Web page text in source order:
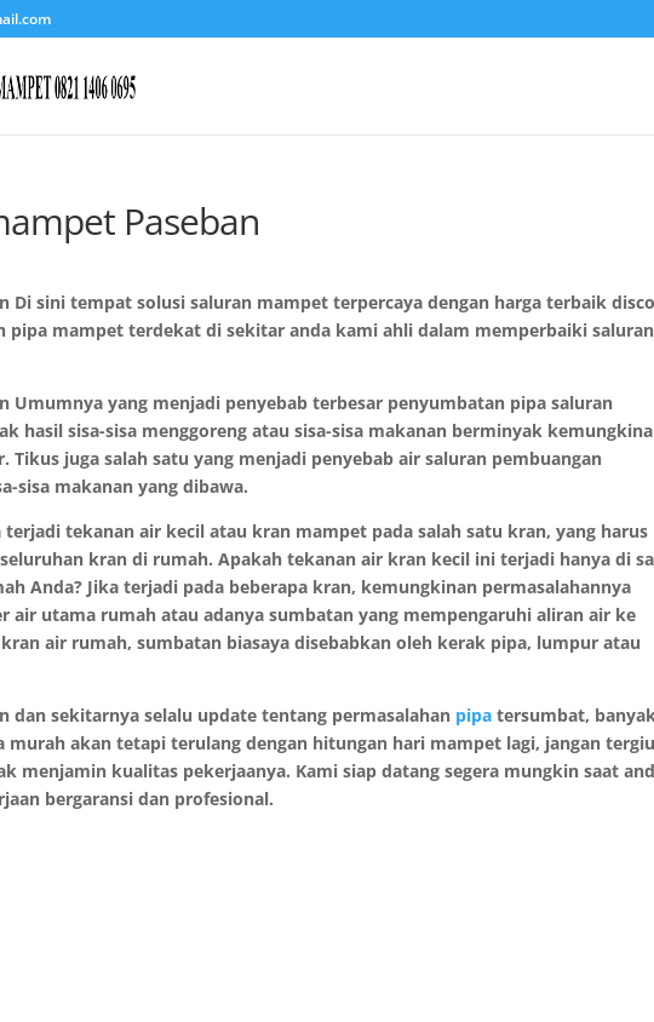
Paseban
Di sini tempat solusi saluran mampet terpercaya dengan harga terbaik
pipa mampet terdekat di sekitar anda kami ahli dalam memperbaiki saluran
Umumnya yang menjadi penyebab terbesar penyumbatan pipa saluran
hasil sisa-sisa menggoreng atau sisa-sisa makanan berminyak
Tikus juga salah satu yang menjadi penyebab air saluran pembuangan
sisa makanan yang dibawa.
tekanan air kecil atau kran mampet pada salah satu kran, yang harus
kran di rumah. Apakah tekanan air kran kecil ini terjadi hanya di
Anda? Jika terjadi pada beberapa kran, kemungkinan permasalahannya
air utama rumah atau adanya sumbatan yang mempengaruhi aliran air ke
air rumah, sumbatan biasaya disebabkan oleh kerak pipa, lumpur atau
dan sekitarnya selalu update tentang permasalahan pipa tersumbat,
murah akan tetapi terulang dengan hitungan hari mampet lagi, jangan
menjamin kualitas pekerjaanya. Kami siap datang segera mungkin saat
bergaransi dan profesional.